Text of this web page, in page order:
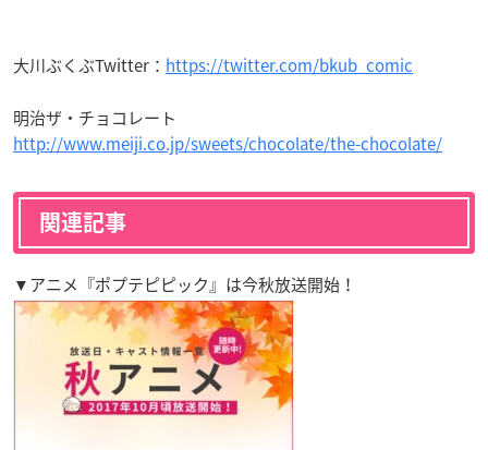
大川ぶくぶTwitter： https://twitter.com/bkub_comic
明治ザ・チョコレート
http://www.meiji.co.jp/sweets/chocolate/the-chocolate/
関連記事
▼アニメ『ポプテピピック』は今秋放送開始！